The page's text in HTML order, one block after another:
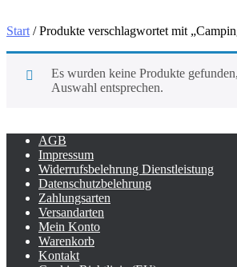
Start / Produkte verschlagwortet mit
Es wurden keine Produkte
Auswahl entsprechen.
AGB
Impressum
Widerrufsbelehrung Dienstleistung
Datenschutzbelehrung
Zahlungsarten
Versandarten
Mein Konto
Warenkorb
Kontakt